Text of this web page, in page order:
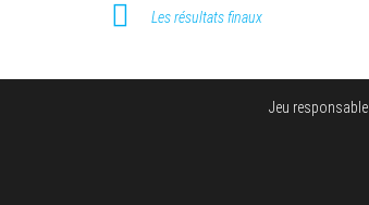
Les résultats finaux
Jeu responsable